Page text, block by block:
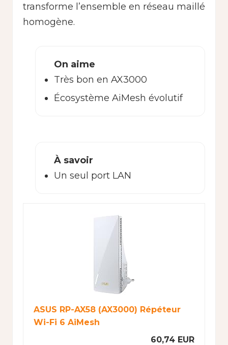
transforme l’ensemble en réseau maillé
homogène.
On aime
Très bon en AX3000
Écosystème AiMesh évolutif
À savoir
Un seul port LAN
ASUS RP-AX58 (AX3000) Répéteur
Wi-Fi 6 AiMesh
60,74 EUR